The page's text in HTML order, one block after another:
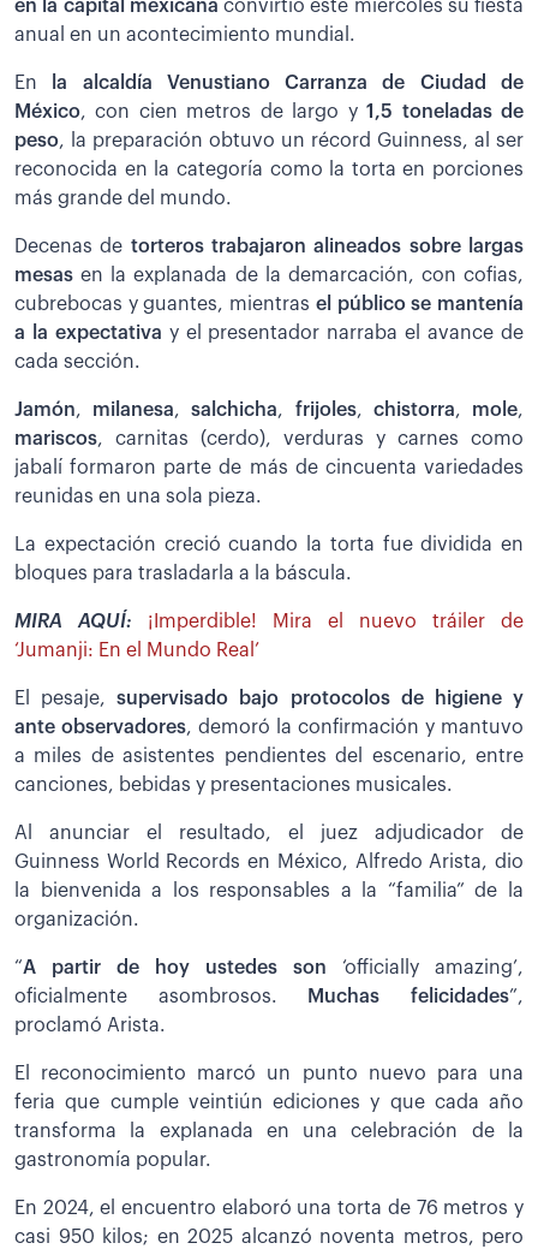
en la capital mexicana convirtió este miércoles su fiesta
anual en un acontecimiento mundial.
En
la alcaldía Venustiano Carranza de Ciudad de
México, con cien metros de largo y1,5 toneladas de
peso, la preparación obtuvo un récord Guinness, al ser
reconocida en la categoría como la torta en porciones
más grande del mundo.
Decenas de torteros trabajaron alineados sobre largas
mesasen la explanada de la demarcación, con cofias,
cubrebocas y guantes, mientras el público se mantenía
a la expectativa y el presentador narraba el avance de
cada sección.
Jamón, milanesa,salchicha, frijoles, chistorra, mole,
mariscos, carnitas (cerdo), verduras y carnes como
jabalí formaron parte de más de cincuenta variedades
reunidas en una sola pieza.
La expectación creció cuando la torta fue dividida en
bloques para trasladarla a la báscula.
MIRA AQUÍ: ¡Imperdible! Mira el nuevo tráiler de
‘Jumanji: En el Mundo Real’
El pesaje,supervisado bajo protocolos de higiene y
ante observadores, demoró la confirmación y mantuvo
a miles de asistentes pendientes del escenario, entre
canciones, bebidas y presentaciones musicales.
Al anunciar el resultado, el juez adjudicador de
Guinness World Records en México, Alfredo Arista, dio
la bienvenida a los responsables a la “familia” de la
organización.
“A partir de hoy ustedes son ‘officially amazing’,
oficialmente asombrosos.
Muchas felicidades”,
proclamó Arista.
El reconocimiento marcó un punto nuevo para una
feria que cumple veintiún ediciones y que cada año
transforma la explanada en una celebración de la
gastronomía popular.
En 2024, el encuentro elaboró una torta de 76 metros y
casi 950 kilos; en 2025 alcanzó noventa metros, pero